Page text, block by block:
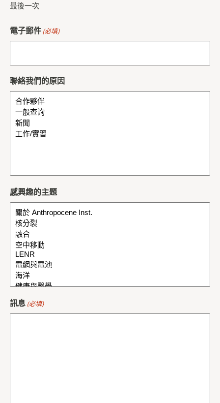
最後一次
電子郵件 (必填)
聯絡我們的原因
感興趣的主題
訊息 (必填)